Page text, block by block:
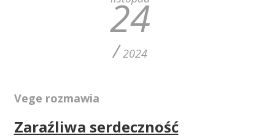
24
/ 2024
Vege rozmawia
Zaraźliwa serdeczność